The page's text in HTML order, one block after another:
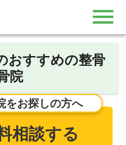
おすすめの整骨
院
をお探しの方へ
相談する